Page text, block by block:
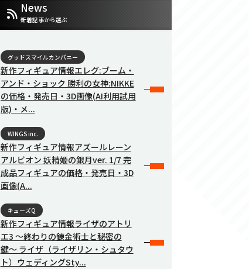
News
新着記事から選ぶ
グッドスマイルカンパニー
新作フィギュア情報エレグ:ブーム・
アンド・ショック 勝利の女神:NIKKE
の価格・発売日・3D画像(AI利用試用
版)・メ...
WINGS inc.
新作フィギュア情報アズールレーン
アルビオン 妖精姫の銀月ver. 1/7 完
成品フィギュアの価格・発売日・3D
画像(A...
キューズQ
新作フィギュア情報ライザのアトリ
エ3 〜終わりの錬金術士と秘密の
鍵〜 ライザ（ライザリン・シュタウ
ト）ウェディングSty...